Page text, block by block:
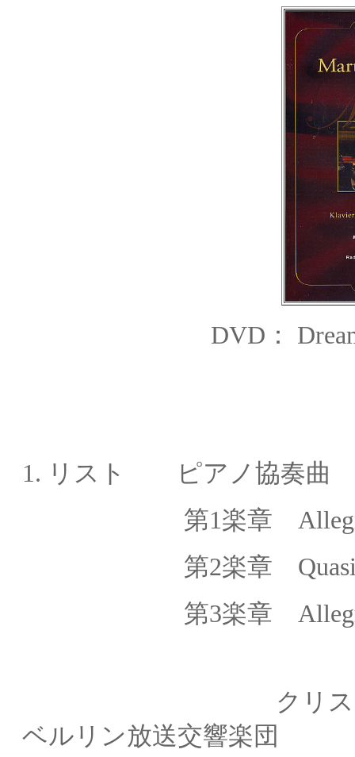
DVD ：
1. リスト ピアノ協奏曲
第1楽章
第2楽章
第3楽章
クリストフ・フ
ベルリン放送交響楽団